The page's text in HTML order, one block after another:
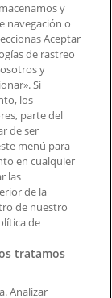
o en la
y
navegación o
Aceptar
de rastreo
y
Si
los
parte del
de ser
menú para
en cualquier
las
de la
de nuestro
de
tratamos
Analizar